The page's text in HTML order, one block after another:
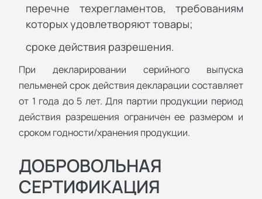
перечне техрегламентов, требованиям
которых удовлетворяют товары;
сроке действия разрешения.
При декларировании серийного выпуска
пельменей срок действия декларации составляет
от 1 года до 5 лет. Для партии продукции период
действия разрешения ограничен ее размером и
сроком годности/хранения продукции.
ДОБРОВОЛЬНАЯ
СЕРТИФИКАЦИЯ